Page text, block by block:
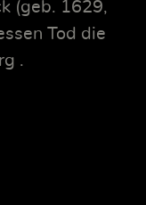
(geb. 1629,
Tod die
.